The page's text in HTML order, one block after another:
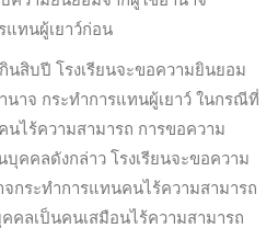
แทนผู้เยาว์ก่อน
นสิบปี โรงเรียนจะขอความยินยอม
นาจ กระทำการแทนผู้เยาว์ ในกรณีที่
นไร้ความสามารถ การขอความ
คคลดังกล่าว โรงเรียนจะขอความ
กระทำการแทนคนไร้ความสามารถ
คลเป็นคนเสมือนไร้ความสามารถ